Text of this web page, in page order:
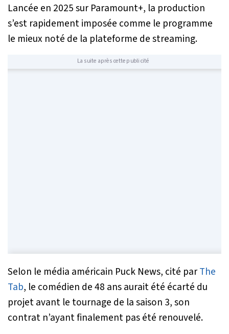
Lancée en 2025 sur Paramount+, la production
s’est rapidement imposée comme le programme
le mieux noté de la plateforme de streaming.
La suite après cette publicité
Selon le média américain Puck News, cité parThe
Tab, le comédien de 48 ans aurait été écarté du
projet avant le tournage de la saison 3, son
contrat n’ayant finalement pas été renouvelé.